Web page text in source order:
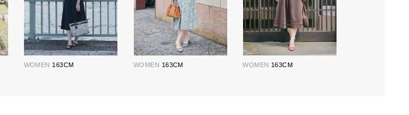
WOMEN 163CM WOMEN 163CM WOMEN 163CM